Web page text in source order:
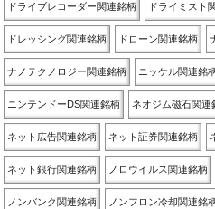
ドライブレコーダー関連銘柄 ドライミスト
ドレッシング関連銘柄 ドローン関連銘柄
ナノテクノロジー関連銘柄 ニッケル関連銘
ニンテンドーDS関連銘柄 ネオジム磁石関連
ネット広告関連銘柄 ネット証券関連銘柄
ネット銀行関連銘柄 ノロウイルス関連銘柄
ノンバンク関連銘柄 ノンフロン冷却関連銘